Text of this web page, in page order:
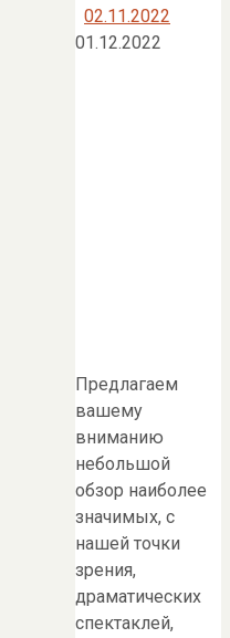
02.11.2022
01.12.2022
Предлагаем
вашему
вниманию
небольшой
обзор наиболее
значимых, с
нашей точки
зрения,
драматических
спектаклей,